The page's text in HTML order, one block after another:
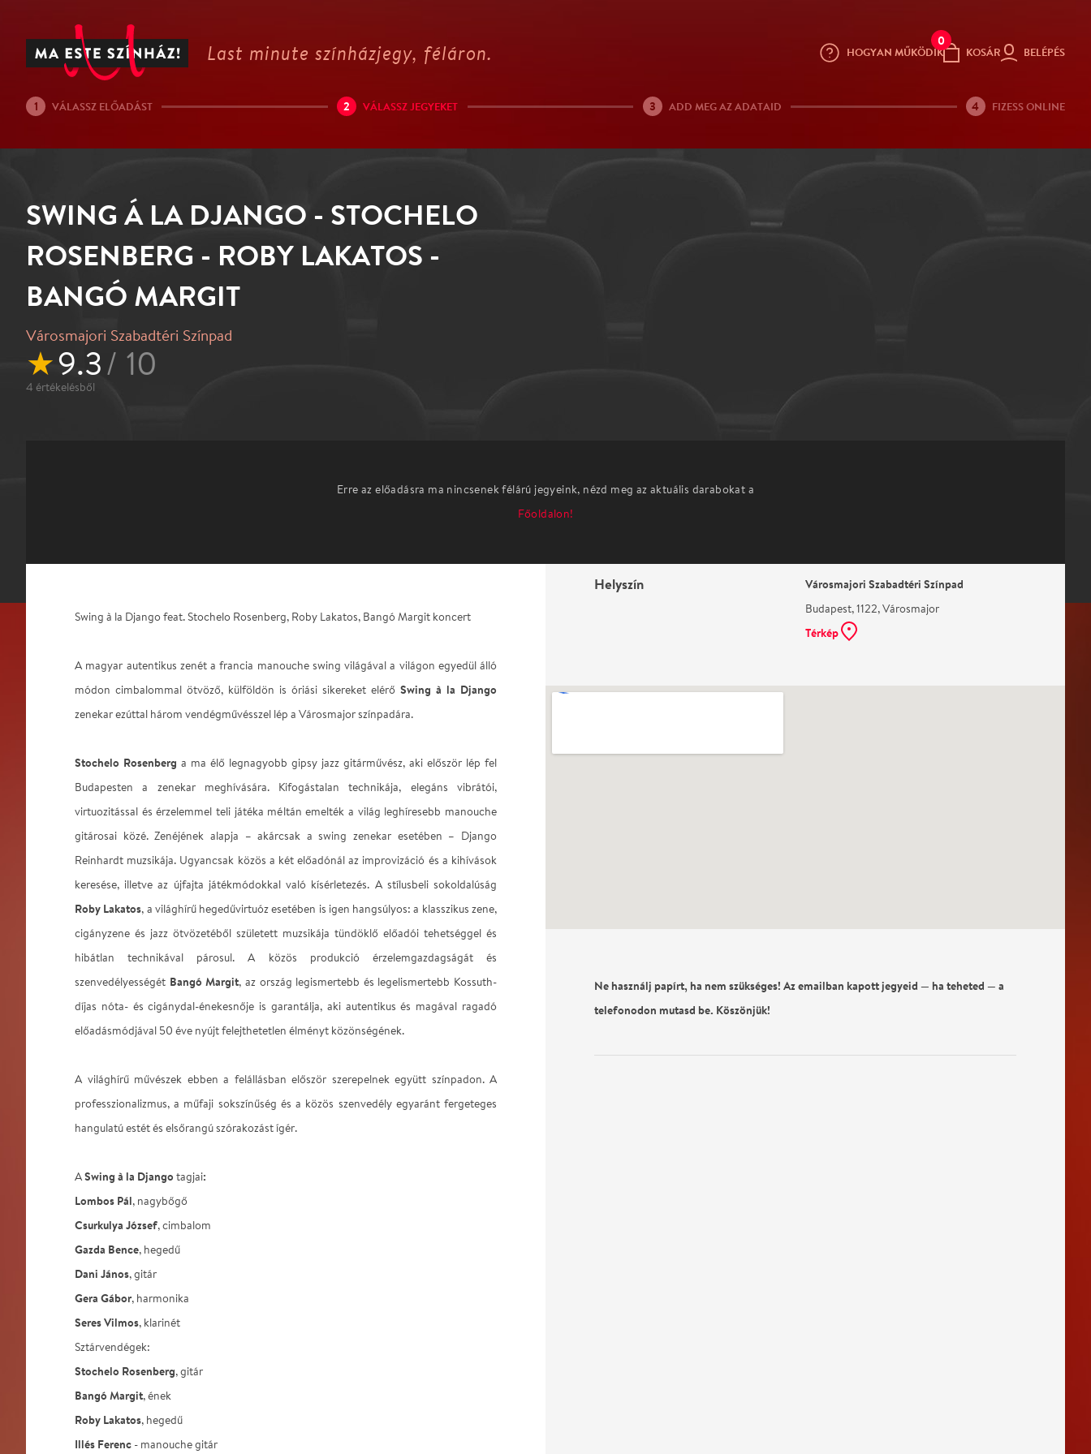
Last minute színházjegy, féláron. HOGYAN MŰKÖDIK
0
KOSÁR BELÉPÉS
1 VÁLASSZ ELŐADÁST 2 VÁLASSZ JEGYEKET 3 ADD MEG AZ ADATAID 4 FIZESS ONLINE
SWING Á LA DJANGO - STOCHELO
ROSENBERG - ROBY LAKATOS -
BANGÓ MARGIT
Városmajori Szabadtéri Színpad
★9.3/ 10
4 értékelésből
Erre az előadásra ma nincsenek félárú jegyeink, nézd meg az aktuális darabokat a
Főoldalon!
Swing à la Django feat. Stochelo Rosenberg, Roby Lakatos, Bangó Margit koncert
A magyar autentikus zenét a francia manouche swing világával a világon egyedül álló
módon cimbalommal ötvöző, külföldön is óriási sikereket elérő Swing à la Django
zenekar ezúttal három vendégművésszel lép a Városmajor színpadára.
Stochelo Rosenberg a ma élő legnagyobb gipsy jazz gitárművész, aki először lép fel
Budapesten a zenekar meghívására. Kifogástalan technikája, elegáns vibrátói,
virtuozitással és érzelemmel teli játéka méltán emelték a világ leghíresebb manouche
gitárosai közé. Zenéjének alapja – akárcsak a swing zenekar esetében – Django
Reinhardt muzsikája. Ugyancsak közös a két előadónál az improvizáció és a kihívások
keresése, illetve az újfajta játékmódokkal való kísérletezés. A stílusbeli sokoldalúság
Roby Lakatos, a világhírű hegedűvirtuóz esetében is igen hangsúlyos: a klasszikus zene,
cigányzene és jazz ötvözetéből született muzsikája tündöklő előadói tehetséggel és
hibátlan technikával párosul. A közös produkció érzelemgazdagságát és
szenvedélyességét Bangó Margit, az ország legismertebb és legelismertebb Kossuth-
díjas nóta- és cigánydal-énekesnője is garantálja, aki autentikus és magával ragadó
előadásmódjával 50 éve nyújt felejthetetlen élményt közönségének.
A világhírű művészek ebben a felállásban először szerepelnek együtt színpadon. A
professzionalizmus, a műfaji sokszínűség és a közös szenvedély egyaránt fergeteges
hangulatú estét és elsőrangú szórakozást ígér.
ASwing à la Django tagjai:
Lombos Pál, nagybőgő
Csurkulya József, cimbalom
Gazda Bence, hegedű
Dani János, gitár
Gera Gábor, harmonika
Seres Vilmos, klarinét
Sztárvendégek:
Stochelo Rosenberg, gitár
Bangó Margit, ének
Roby Lakatos, hegedű
Illés Ferenc - manouche gitár
Helyszín Városmajori Szabadtéri Színpad
Budapest, 1122, Városmajor
Térkép
Ne használj papírt, ha nem szükséges! Az emailban kapott jegyeid — ha teheted — a
telefonodon mutasd be. Köszönjük!